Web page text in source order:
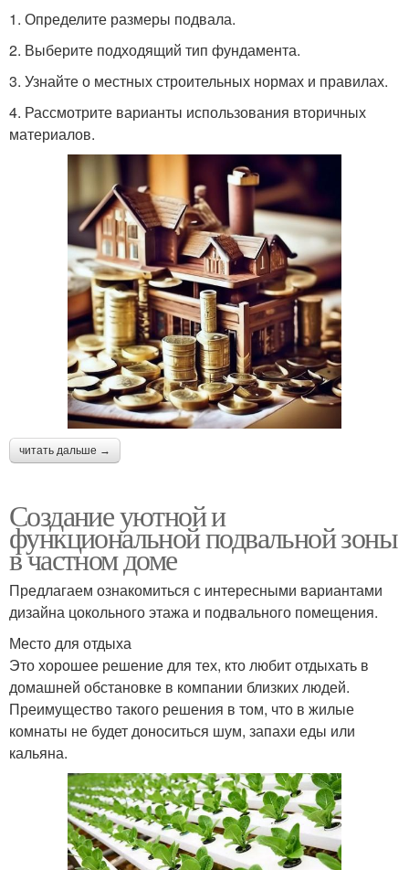
1. Определите размеры подвала.
2. Выберите подходящий тип фундамента.
3. Узнайте о местных строительных нормах и правилах.
4. Рассмотрите варианты использования вторичных
материалов.
читать дальше →
Создание уютной и
функциональной подвальной зоны
в частном доме
Предлагаем ознакомиться с интересными вариантами
дизайна цокольного этажа и подвального помещения.
Место для отдыха
Это хорошее решение для тех, кто любит отдыхать в
домашней обстановке в компании близких людей.
Преимущество такого решения в том, что в жилые
комнаты не будет доноситься шум, запахи еды или
кальяна.